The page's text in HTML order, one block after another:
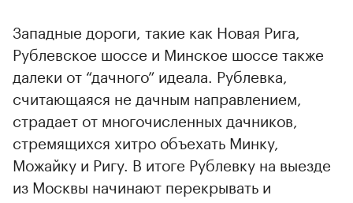
Западные дороги, такие как Новая Рига,
Рублевское шоссе и Минское шоссе также
далеки от “дачного” идеала. Рублевка,
считающаяся не дачным направлением,
страдает от многочисленных дачников,
стремящихся хитро объехать Минку,
Можайку и Ригу. В итоге Рублевку на выезде
из Москвы начинают перекрывать и